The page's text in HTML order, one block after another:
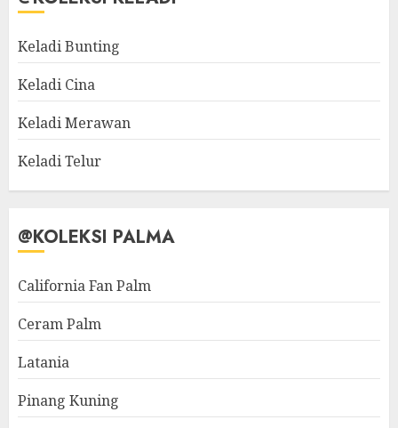
Keladi Bunting
Keladi Cina
Keladi Merawan
Keladi Telur
@KOLEKSI PALMA
California Fan Palm
Ceram Palm
Latania
Pinang Kuning